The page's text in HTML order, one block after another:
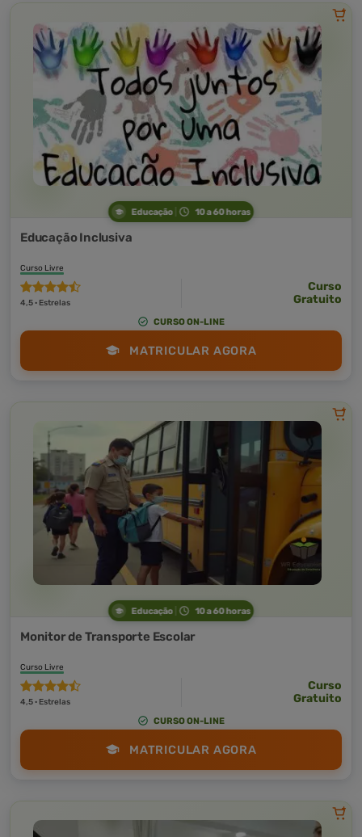
Educação 10 a 60 horas
Educação Inclusiva
Curso Livre
4,5 · Estrelas
Curso
Gratuito
CURSO ON-LINE
MATRICULAR AGORA
Educação 10 a 60 horas
Monitor de Transporte Escolar
Curso Livre
4,5 · Estrelas
Curso
Gratuito
CURSO ON-LINE
MATRICULAR AGORA